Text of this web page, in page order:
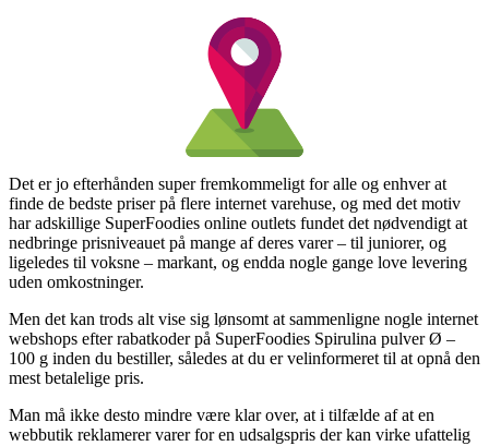
Det er jo efterhånden super fremkommeligt for alle og enhver at
finde de bedste priser på flere internet varehuse, og med det motiv
har adskillige SuperFoodies online outlets fundet det nødvendigt at
nedbringe prisniveauet på mange af deres varer – til juniorer, og
ligeledes til voksne – markant, og endda nogle gange love levering
uden omkostninger.
Men det kan trods alt vise sig lønsomt at sammenligne nogle internet
webshops efter rabatkoder på SuperFoodies Spirulina pulver Ø –
100 g inden du bestiller, således at du er velinformeret til at opnå den
mest betalelige pris.
Man må ikke desto mindre være klar over, at i tilfælde af at en
webbutik reklamerer varer for en udsalgspris der kan virke ufattelig